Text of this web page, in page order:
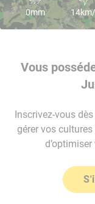
0mm
Vous
Inscrivez-vous
gérer vos